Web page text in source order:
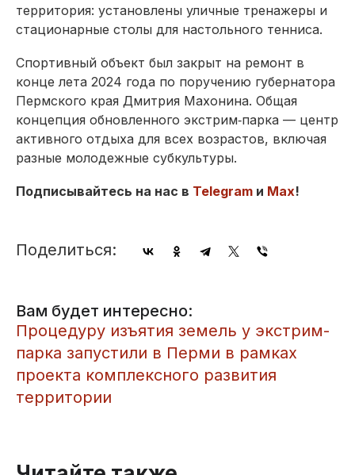
территория: установлены уличные тренажеры и
стационарные столы для настольного тенниса.
Спортивный объект был закрыт на ремонт в
конце лета 2024 года по поручению губернатора
Пермского края Дмитрия Махонина. Общая
концепция обновленного экстрим‑парка — центр
активного отдыха для всех возрастов, включая
разные молодежные субкультуры.
Подписывайтесь на нас в Telegram и Max!
Поделиться:
Вам будет интересно:
​Процедуру изъятия земель у экстрим-
парка запустили в Перми в рамках
проекта комплексного развития
территории